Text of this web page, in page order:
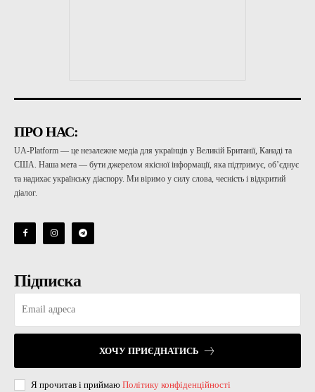
ПРО НАС:
UA-Platform — це незалежне медіа для українців у Великій Британії, Канаді та
США. Наша мета — бути джерелом якісної інформації, яка підтримує, об’єднує
та надихає українську діаспору. Ми віримо у силу слова, чесність і відкритий
діалог.
Підписка
ХОЧУ ПРИЄДНАТИСЬ
Я прочитав і приймаю Політику конфіденційності